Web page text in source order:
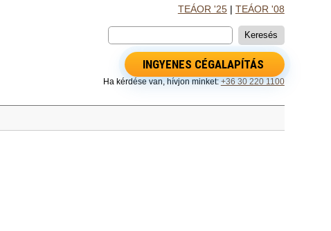
TEÁOR '25| TEÁOR '08
INGYENES CÉGALAPÍTÁS
Ha kérdése van, hívjon minket: +36 30 220 1100